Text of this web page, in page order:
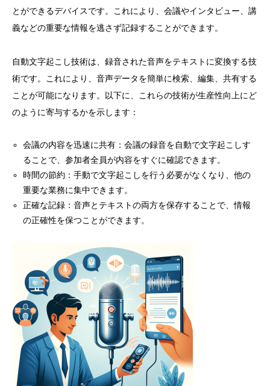
とができるデバイスです。これにより、会議やインタビュー、講
義などの重要な情報を逃さず記録することができます。
自動文字起こし技術は、録音された音声をテキストに変換する技
術です。これにより、音声データを簡単に検索、編集、共有する
ことが可能になります。以下に、これらの技術が生産性向上にど
のように寄与するかを示します：
会議の内容を迅速に共有：会議の録音を自動で文字起こしす
ることで、参加者全員が内容をすぐに確認できます。
時間の節約：手動で文字起こしを行う必要がなくなり、他の
重要な業務に集中できます。
正確な記録：音声とテキストの両方を保存することで、情報
の正確性を保つことができます。